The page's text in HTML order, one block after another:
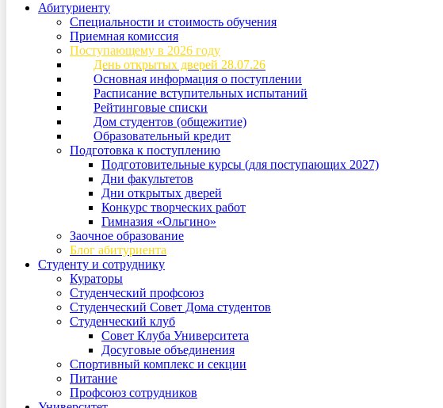
Абитуриенту
Специальности и стоимость обучения
Приемная комиссия
Поступающему в 2026 году
День открытых дверей 28.07.26
Основная информация о поступлении
Расписание вступительных испытаний
Рейтинговые списки
Дом студентов (общежитие)
Образовательный кредит
Подготовка к поступлению
Подготовительные курсы (для поступающих 2027)
Дни факультетов
Дни открытых дверей
Конкурс творческих работ
Гимназия «Ольгино»
Заочное образование
Блог абитуриента
Студенту и сотруднику
Кураторы
Студенческий профсоюз
Студенческий Совет Дома студентов
Студенческий клуб
Совет Клуба Университета
Досуговые объединения
Спортивный комплекс и секции
Питание
Профсоюз сотрудников